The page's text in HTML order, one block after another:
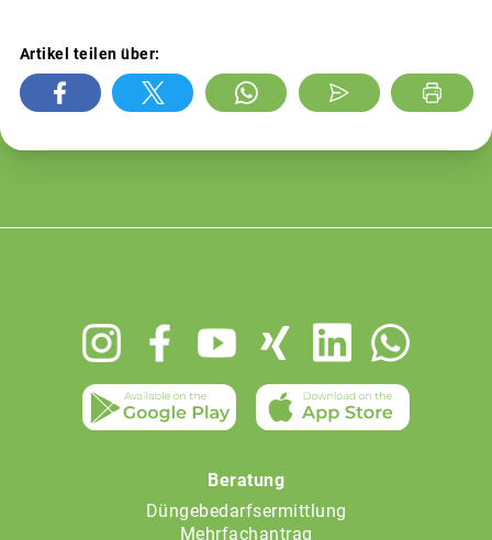
Artikel teilen über:
Beratung
Düngebedarfsermittlung
Mehrfachantrag